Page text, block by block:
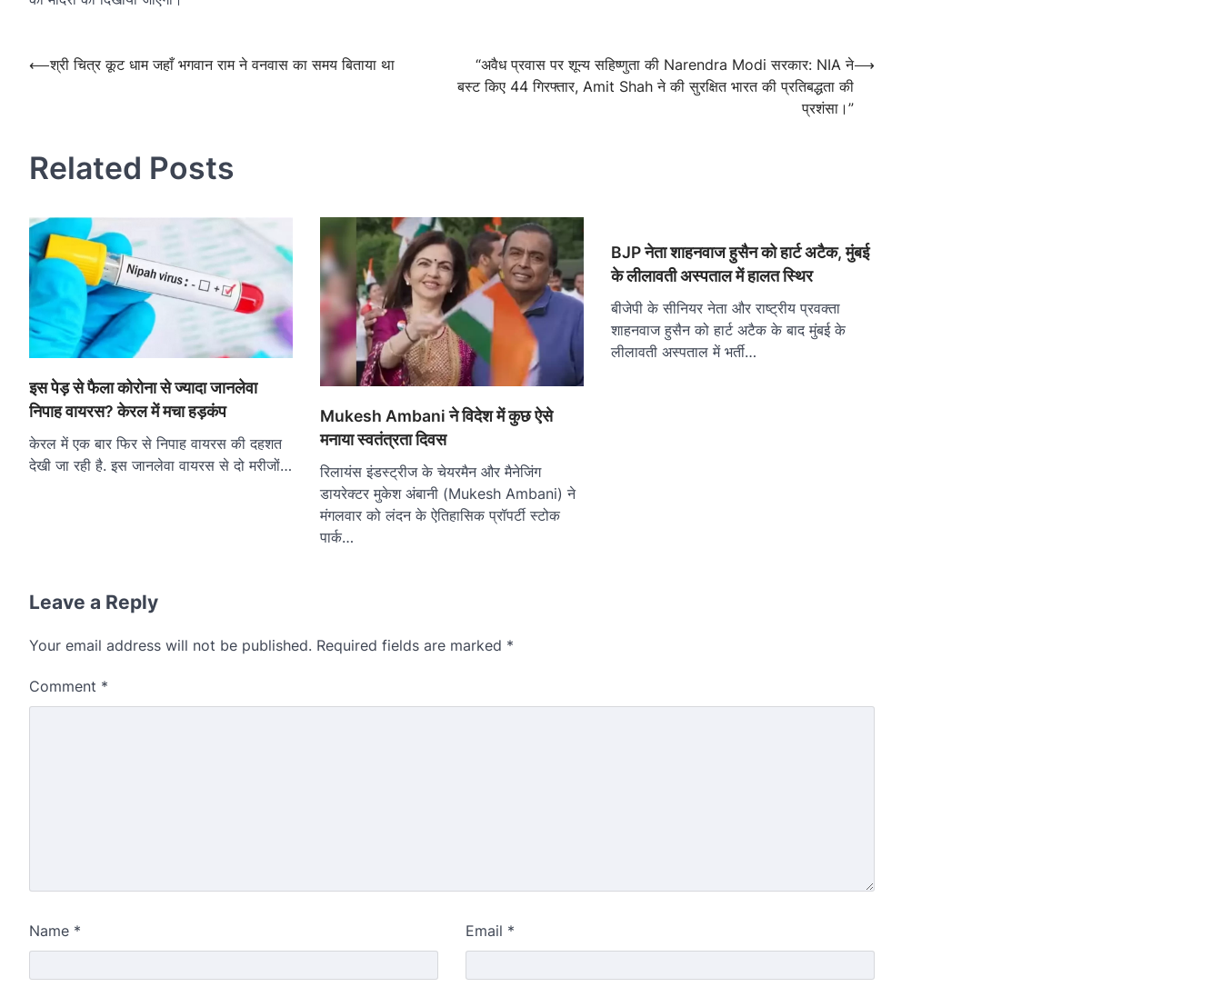
navigation
Post
⟵श्री चित्र कूट धाम जहाँ भगवान राम ने वनवास का समय बिताया था
“अवैध प्रवास पर शून्य सहिष्णुता की Narendra Modi सरकार: NIA ने
बस्ट किए 44 गिरफ्तार, Amit Shah ने की सुरक्षित भारत की प्रतिबद्धता की
प्रशंसा।”
⟶
Related Posts
इस पेड़ से फैला कोरोना से ज्यादा जानलेवा
निपाह वायरस? केरल में मचा हड़कंप
केरल में एक बार फिर से निपाह वायरस की दहशत
देखी जा रही है. इस जानलेवा वायरस से दो मरीजों…
Mukesh Ambani ने विदेश में कुछ ऐसे
मनाया स्वतंत्रता दिवस
रिलायंस इंडस्ट्रीज के चेयरमैन और मैनेजिंग
डायरेक्टर मुकेश अंबानी (Mukesh Ambani) ने
मंगलवार को लंदन के ऐतिहासिक प्रॉपर्टी स्टोक
पार्क…
BJP नेता शाहनवाज हुसैन को हार्ट अटैक, मुंबई
के लीलावती अस्पताल में हालत स्थिर
बीजेपी के सीनियर नेता और राष्ट्रीय प्रवक्ता
शाहनवाज हुसैन को हार्ट अटैक के बाद मुंबई के
लीलावती अस्पताल में भर्ती…
Leave a Reply
Your email address will not be published. Required fields are marked *
Comment *
Name * Email *